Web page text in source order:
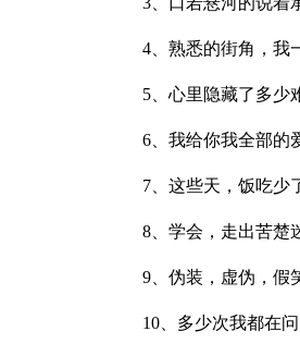
4、熟悉的街角，我
5、心里隐藏了多少
6、我给你我全部的
7、这些天，饭吃
8、学会，走出苦楚
9、伪装，虚伪，假
10、多少次我都在